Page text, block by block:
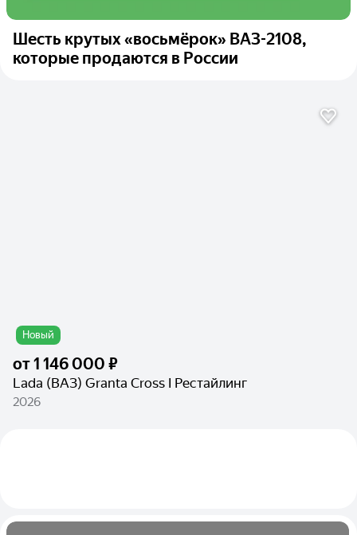
Шесть крутых «восьмёрок» ВАЗ-2108,
которые продаются в России
Новый
от1 146 000 ₽
Lada (ВАЗ) Granta Cross I Рестайлинг
2026